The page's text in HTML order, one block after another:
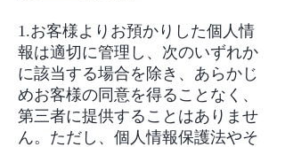
1.お客様よりお預かりした個人情
報は適切に管理し、次のいずれか
に該当する場合を除き、あらかじ
めお客様の同意を得ることなく、
第三者に提供することはありませ
ん。ただし、個人情報保護法やそ